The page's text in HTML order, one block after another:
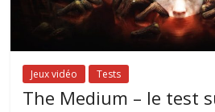
Jeux vidéo Tests
The Medium – le test